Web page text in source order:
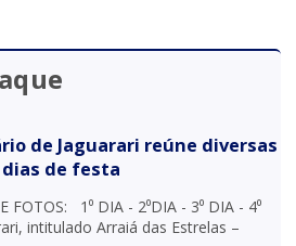
de Jaguarari reúne diversas
de festa
FOTOS: 1⁰ DIA - 2⁰DIA - 3⁰ DIA - 4⁰
intitulado Arraiá das Estrelas –